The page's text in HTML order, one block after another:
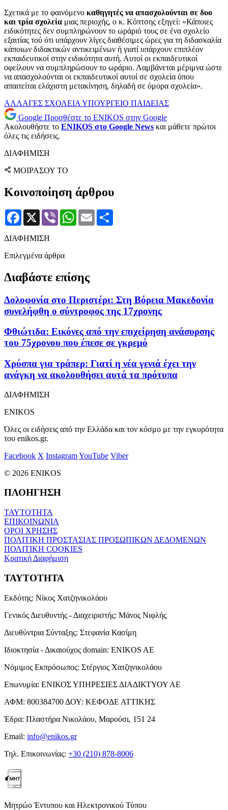
Σχετικά με το φαινόμενο καθηγητές να απασχολούνται σε δυο
και τρία σχολεία μιας περιοχής, ο κ. Κόπτσης εξηγεί: «Κάποιες
ειδικότητες δεν συμπληρώνουν το ωράριό τους σε ένα σχολείο
εξαιτίας τού ότι υπάρχουν λίγες διαθέσιμες ώρες για τη διδασκαλία
κάποιων διδακτικών αντικειμένων ή γιατί υπάρχουν επιπλέον
εκπαιδευτικοί στην ειδικότητα αυτή. Αυτοί οι εκπαιδευτικοί
οφείλουν να συμπληρώσουν το ωράριο. Λαμβάνεται μέριμνα ώστε
να απασχολούνται οι εκπαιδευτικοί αυτοί σε σχολεία όπου
απαιτείται ελάχιστη μετακίνηση, δηλαδή σε όμορα σχολεία».
ΑΛΛΑΓΕΣ ΣΧΟΛΕΙΑ ΥΠΟΥΡΓΕΙΟ ΠΑΙΔΕΙΑΣ
Google Προσθέστε το ENIKOS στην Google
Ακολουθήστε το ENIKOS στο Google News και μάθετε πρώτοι
όλες τις ειδήσεις.
ΔΙΑΦΗΜΙΣΗ
ΜΟΙΡΑΣΟΥ ΤΟ
Κοινοποίηση άρθρου
Facebook
X Viber WhatsApp
Email
ΔΙΑΦΗΜΙΣΗ
Επιλεγμένα άρθρα
Διαβάστε επίσης
Δολοφονία στο Περιστέρι: Στη Βόρεια Μακεδονία
συνελήφθη ο σύντροφος της 17χρονης
Φθιώτιδα: Εικόνες από την επιχείρηση ανάσυρσης
του 75χρονου που έπεσε σε γκρεμό
Χρύσπα για τράπερ: Γιατί η νέα γενιά έχει την
ανάγκη να ακολουθήσει αυτά τα πρότυπα
ΔΙΑΦΗΜΙΣΗ
ENIKOS
Όλες οι ειδήσεις από την Ελλάδα και τον κόσμο με την εγκυρότητα
του enikos.gr.
Facebook X InstagramYouTube Viber
© 2026 ENIKOS
ΠΛΟΗΓΗΣΗ
ΤΑΥΤΟΤΗΤΑ
ΕΠΙΚΟΙΝΩΝΙΑ
ΟΡΟΙ ΧΡΗΣΗΣ
ΠΟΛΙΤΙΚΗ ΠΡΟΣΤΑΣΙΑΣ ΠΡΟΣΩΠΙΚΩΝ ΔΕΔΟΜΕΝΩΝ
ΠΟΛΙΤΙΚΗ COOKIES
Κρατική Διαφήμιση
ΤΑΥΤΟΤΗΤΑ
Εκδότης: Νίκος Χατζηνικολάου
Γενικός Διευθυντής - Διαχειριστής: Μάνος Νιφλής
Διευθύντρια Σύνταξης: Στεφανία Κασίμη
Ιδιοκτησία - Δικαιούχος domain: ENIKOS AE
Νόμιμος Εκπρόσωπος: Στέργιος Χατζηνικολάου
Επωνυμία: ΕΝΙΚΟΣ ΥΠΗΡΕΣΙΕΣ ΔΙΑΔΙΚΤΥΟΥ ΑΕ
ΑΦΜ: 800384700 ΔΟΥ: ΚΕΦΟΔΕ ΑΤΤΙΚΗΣ
Έδρα: Πλαστήρα Νικολάου, Μαρούσι, 151 24
Email: info@enikos.gr
Τηλ. Επικοινωνίας: +30 (210) 878-8006
Μητρώο Έντυπου και Ηλεκτρονικού Τύπου